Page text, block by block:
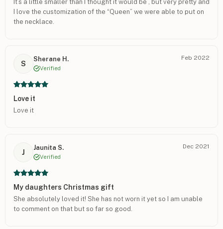
It’s a little smaller than I thought it would be , but very pretty and
I love the customization of the “Queen” we were able to put on
the necklace.
S
Sherane H.
Verified
Feb 2022
Love it
Love it
J
Jaunita S.
Verified
Dec 2021
My daughters Christmas gift
She absolutely loved it! She has not worn it yet so I am unable
to comment on that but so far so good.